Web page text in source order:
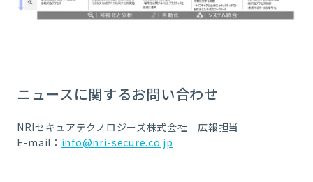
ニュースに関するお問い合わせ
NRIセキュアテクノロジーズ株式会社 広報担当
E-mail： info@nri-secure.co.jp